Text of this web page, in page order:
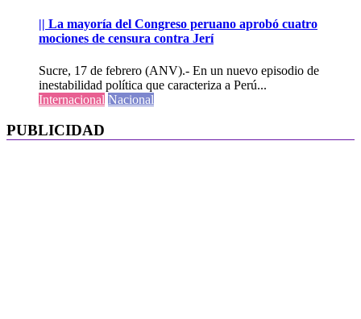
|| La mayoría del Congreso peruano aprobó cuatro
mociones de censura contra Jerí
Sucre, 17 de febrero (ANV).- En un nuevo episodio de
inestabilidad política que caracteriza a Perú...
Internacional Nacional
PUBLICIDAD